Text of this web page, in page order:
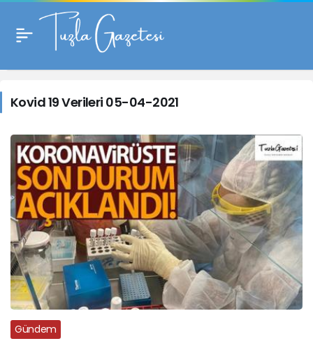
Kovid
19
Verileri
05-
04-
2021
Haberleri
Kovid 19 Verileri 05-04-2021
Gündem